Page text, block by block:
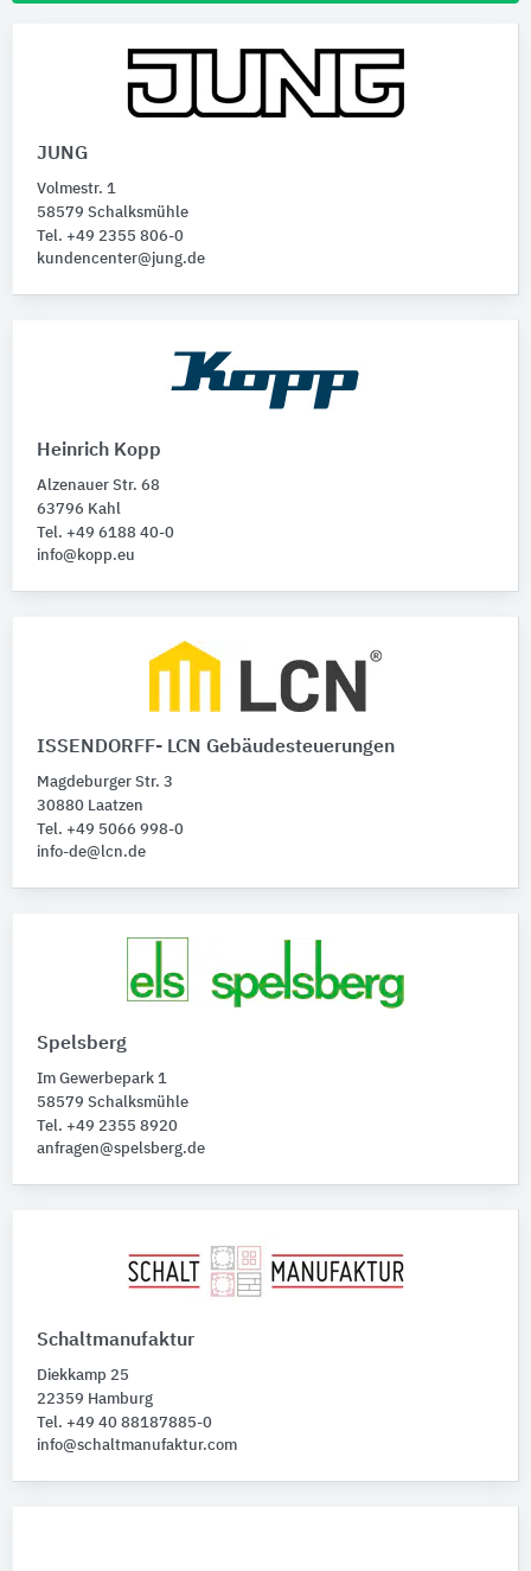
JUNG
Volmestr. 1
58579 Schalksmühle
Tel. +49 2355 806-0
kundencenter@jung.de
Heinrich Kopp
Alzenauer Str. 68
63796 Kahl
Tel. +49 6188 40-0
info@kopp.eu
ISSENDORFF- LCN Gebäudesteuerungen
Magdeburger Str. 3
30880 Laatzen
Tel. +49 5066 998-0
info-de@lcn.de
Spelsberg
Im Gewerbepark 1
58579 Schalksmühle
Tel. +49 2355 8920
anfragen@spelsberg.de
Schaltmanufaktur
Diekkamp 25
22359 Hamburg
Tel. +49 40 88187885-0
info@schaltmanufaktur.com